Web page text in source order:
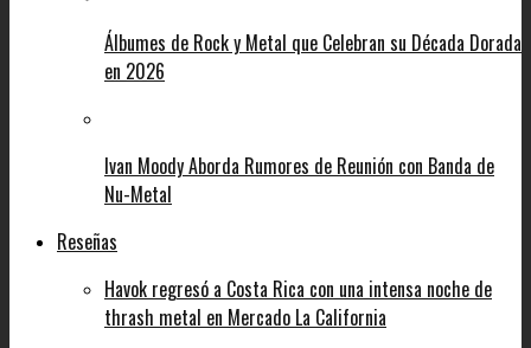
Álbumes de Rock y Metal que Celebran su Década Dorada
en 2026
Ivan Moody Aborda Rumores de Reunión con Banda de
Nu-Metal
Reseñas
Havok regresó a Costa Rica con una intensa noche de
thrash metal en Mercado La California